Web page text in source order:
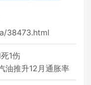
38473.html
1伤
油推升12月通胀率